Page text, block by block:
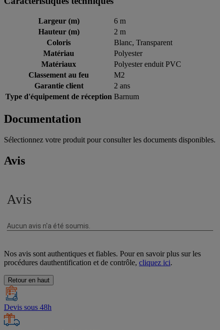
Largeur (m)
6 m
Hauteur (m)
2 m
Coloris
Blanc, Transparent
Matériau
Polyester
Matériaux
Polyester enduit PVC
Classement au feu
M2
Garantie client
2 ans
Type d'équipement de réception Barnum
Documentation
Sélectionnez votre produit pour consulter les documents disponibles.
Avis
Nos avis sont authentiques et fiables. Pour en savoir plus sur les
procédures dauthentification et de contrôle, cliquez ici.
Retour en haut
Devis sous 48h